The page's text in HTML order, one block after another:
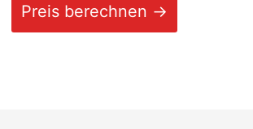
Preis berechnen →